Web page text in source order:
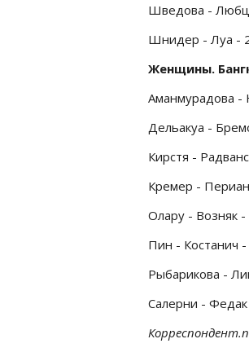
Шведова -
Шнидер - Луа -
Женщины.
Аманмурадова -
Дельакуа -
Кирстя -
Кремер -
Олару - Возняк -
Пин - Костанич -
Рыбарикова -
Салерни - Федак